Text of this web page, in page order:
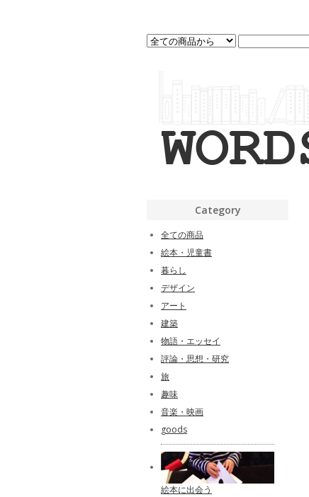
Category
全ての商品
絵本・児童書
暮らし
デザイン
アート
建築
物語・エッセイ
評論・思想・研究
旅
趣味
音楽・映画
goods
絵本に出会う